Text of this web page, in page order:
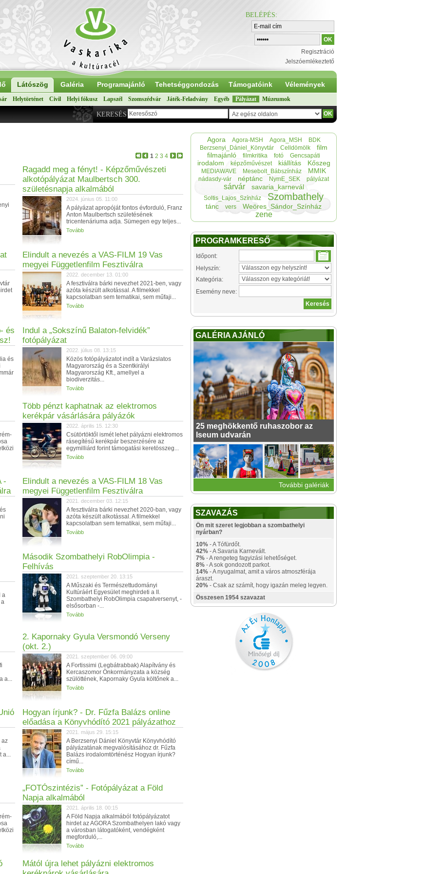
BELÉPÉS:
Regisztráció
Jelszóemlékeztető
Látószög Galéria Programajánló Tehetséggondozás Támogatóink Vélemények
Helytörténet Civil Helyi fókusz Lapszél Szomszédvár Játék-Feladvány Egyéb Pályázat Múzeumok
KERESÉS
1 2 3 4
Ragadd meg a fényt! - Képzőművészeti
alkotópályázat Maulbertsch 300.
születésnapja alkalmából
2024. június 05. 11:00
A pályázat apropóját fontos évforduló, Franz
Anton Maulbertsch születésének
tricentenáriuma adja. Sümegen egy teljes...
Tovább
Elindult a nevezés a VAS-FILM 19 Vas
megyei Függetlenfilm Fesztiválra
2022. december 13. 01:00
A fesztiválra bárki nevezhet 2021-ben, vagy
azóta készült alkotással. A filmekkel
kapcsolatban sem tematikai, sem műfaji...
Tovább
és
és
Indul a „Sokszínű Balaton-felvidék”
fotópályázat
2022. július 08. 13:15
Közös fotópályázatot indít a Varázslatos
Magyarország és a Szentkirályi
Magyarország Kft., amellyel a
biodiverzitás...
Tovább
Több pénzt kaphatnak az elektromos
kerékpár vásárlására pályázók
2022. április 15. 12:30
Csütörtöktől ismét lehet pályázni elektromos
rásegítésű kerékpár beszerzésére az
egymilliárd forint támogatási keretösszeg...
Tovább
-
Elindult a nevezés a VAS-FILM 18 Vas
megyei Függetlenfilm Fesztiválra
2021. december 03. 12:15
A fesztiválra bárki nevezhet 2020-ban, vagy
azóta készült alkotással. A filmekkel
kapcsolatban sem tematikai, sem műfaji...
Tovább
a
a
Második Szombathelyi RobOlimpia -
Felhívás
2021. szeptember 20. 13:15
A Műszaki és Természettudományi
Kultúráért Egyesület meghirdeti a II.
Szombathelyi RobOlimpia csapatversenyt, -
elsősorban -...
Tovább
a...
2. Kapornaky Gyula Versmondó Verseny
(okt. 2.)
2021. szeptember 06. 09:00
A Fortissimi (Legbátrabbak) Alapítvány és
Kercaszomor Önkormányzata a község
szülöttének, Kapornaky Gyula költőnek a...
Tovább
az
a...
Hogyan írjunk? - Dr. Fűzfa Balázs online
előadása a Könyvhódító 2021 pályázathoz
2021. május 29. 15:15
A Berzsenyi Dániel Könyvtár Könyvhódító
pályázatának megvalósításához dr. Fűzfa
Balázs irodalomtörténész Hogyan írjunk?
című...
Tovább
„FOTÓszintézis” - Fotópályázat a Föld
Napja alkalmából
2021. április 18. 00:15
A Föld Napja alkalmából fotópályázatot
hirdet az AGORA Szombathelyen lakó vagy
a városban látogatóként, vendégként
megforduló,...
Tovább
Mától újra lehet pályázni elektromos
Agora Agora-MSH Agora_MSH
BDK
Berzsenyi_Dániel_Könyvtár
Celldömölk
film
filmajánló
filmkritika fotó Gencsapáti
irodalom képzőművészet kiállítás Kőszeg
MEDIAWAVE Mesebolt_Bábszínház MMIK
nádasdy-vár néptánc NymE_SEK pályázat
sárvár savaria_karnevál
Soltis_Lajos_Színház Szombathely
tánc vers Weöres_Sándor_Színház
zene
PROGRAMKERESŐ
Időpont:
Helyszín:
Kategória:
Esemény neve:
GALÉRIA AJÁNLÓ
25 meghökkentő ruhaszobor az
Iseum udvarán
További galériák
SZAVAZÁS
Ön mit szeret legjobban a szombathelyi
nyárban?
10% - A Tófürdőt.
42% - A Savaria Karnevált.
7% - A rengeteg fagyizási lehetőséget.
8% - A sok gondozott parkot.
14% - A nyugalmat, amit a város atmoszférája
áraszt.
20% - Csak az számít, hogy igazán meleg legyen.
Összesen 1954 szavazat